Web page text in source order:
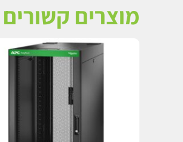
מוצרים קשורים